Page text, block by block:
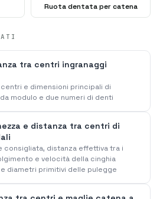
Ruota dentata per catena
tra centri ingranaggi
e dimensioni principali di
modulo e due numeri di denti
e distanza tra centri di
consigliata, distanza effettiva tra i
e velocità della cinghia
diametri primitivi delle pulegge